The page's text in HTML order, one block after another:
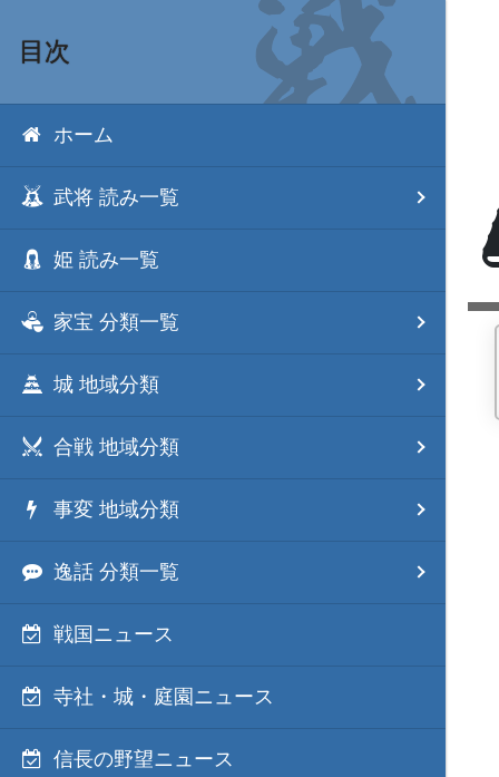
目次
ホーム
武将 読み一覧
姫 読み一覧
家宝 分類一覧
城 地域分類
合戦 地域分類
事変 地域分類
逸話 分類一覧
戦国ニュース
寺社・城・庭園ニュース
信長の野望ニュース